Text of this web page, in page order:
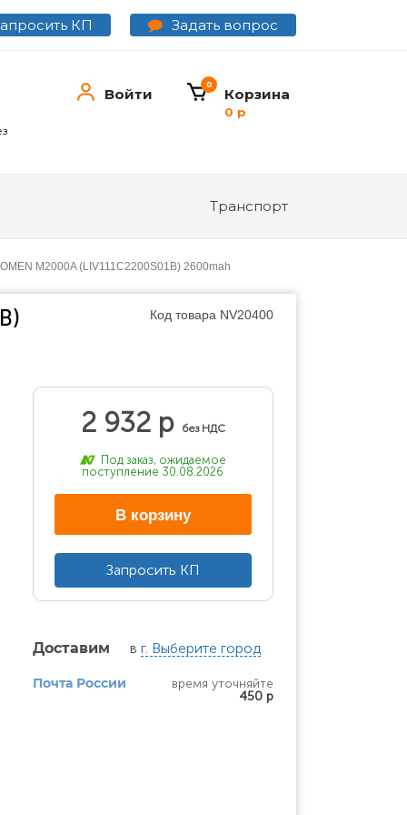
КП Задать вопрос
Войти Корзина
0
0 р
Транспорт
M2000A (LIV111C2200S01B) 2600mah
Код товара NV20400
2 932 р без НДС
Под заказ, ожидаемое
поступление 30.08.2026
В корзину
Запросить КП
Доставим в г. Выберите город
Почта России
время уточняйте
450 р